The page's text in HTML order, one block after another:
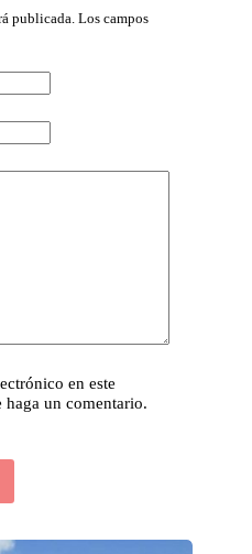
publicada. Los campos
en este
un comentario.